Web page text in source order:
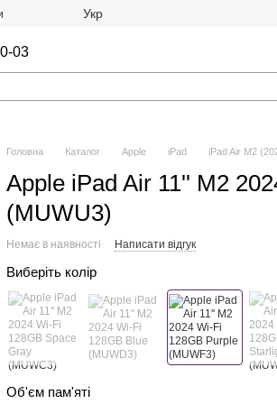
Укр
03
Головна Каталог Apple iPad iPad Air M2
Apple iPad Air 11'' M2
(MUWU3)
Немає в наявності Написати відгук
Виберіть колір
Об'єм пам'яті